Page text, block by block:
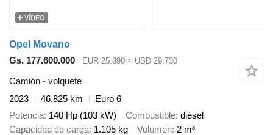
VÍDEO
Opel Movano
Gs. 177.600.000
EUR 25.890 ≈ USD 29.730
Camión - volquete
2023
46.825 km
Euro 6
Potencia 140 Hp (103 kW) Combustible diésel
Capacidad de carga 1.105 kg Volumen 2 m³